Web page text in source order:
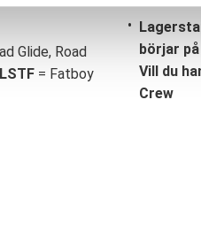
Glide, Road
= Fatboy
börjar
Vill du
Crew